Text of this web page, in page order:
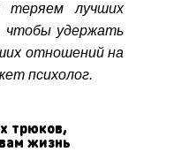
теряем лучших
чтобы удержать
отношений на
психолог.
трюков,
жизнь